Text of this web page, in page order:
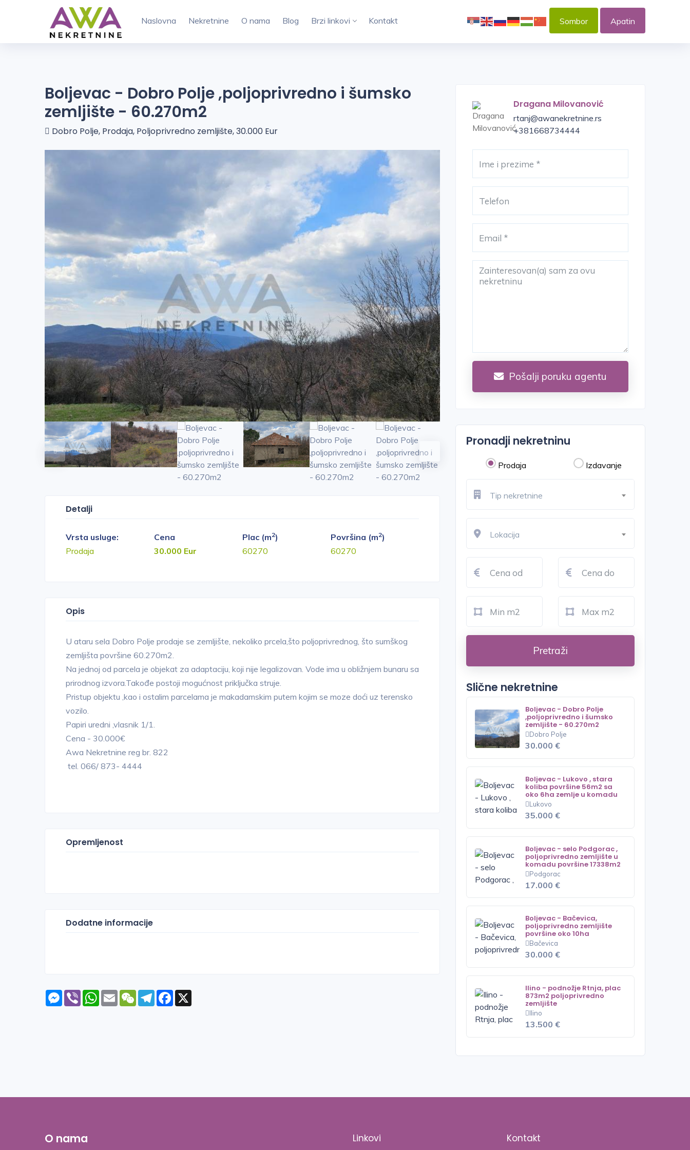
Naslovna Nekretnine O nama Blog Brzi linkovi Kontakt Sombor Apatin
Boljevac - Dobro Polje ,poljoprivredno i šumsko
zemljište - 60.270m2
Dobro Polje, Prodaja, Poljoprivredno zemljište, 30.000 Eur
Detalji
Vrsta usluge:
Prodaja
Cena
30.000 Eur
Plac (m2)
60270
Površina (m2)
60270
Opis
U ataru sela Dobro Polje prodaje se zemljište, nekoliko prcela,što poljoprivrednog, što sumškog
zemljišta površine 60.270m2.
Na jednoj od parcela je objekat za adaptaciju, koji nije legalizovan. Vode ima u obližnjem bunaru sa
prirodnog izvora.Takođe postoji mogućnost priključka struje.
Pristup objektu ,kao i ostalim parcelama je makadamskim putem kojim se moze doći uz terensko
vozilo.
Papiri uredni ,vlasnik 1/1.
Cena - 30.000€
Awa Nekretnine reg br. 822
tel. 066/ 873- 4444
Opremljenost
Dodatne informacije
Messenger
Viber WhatsApp
Email WeChatTelegramFacebook
Dragana Milovanović
rtanj@awanekretnine.rs
+381668734444
Pošalji poruku agentu
Pronadji nekretninu
Prodaja Izdavanje
Tip nekretnine
Lokacija
Pretraži
Slične nekretnine
Boljevac - Dobro Polje
,poljoprivredno i šumsko
zemljište - 60.270m2
Dobro Polje
30.000 €
Boljevac - Lukovo , stara
koliba površine 56m2 sa
oko 6ha zemlje u komadu
Lukovo
35.000 €
Boljevac - selo Podgorac ,
poljoprivredno zemljište u
komadu površine 17338m2
Podgorac
17.000 €
Boljevac - Bačevica,
poljoprivredno zemljište
površine oko 10ha
Bačevica
30.000 €
Ilino - podnožje Rtnja, plac
873m2 poljoprivredno
zemljište
Ilino
13.500 €
O nama Linkovi Kontakt